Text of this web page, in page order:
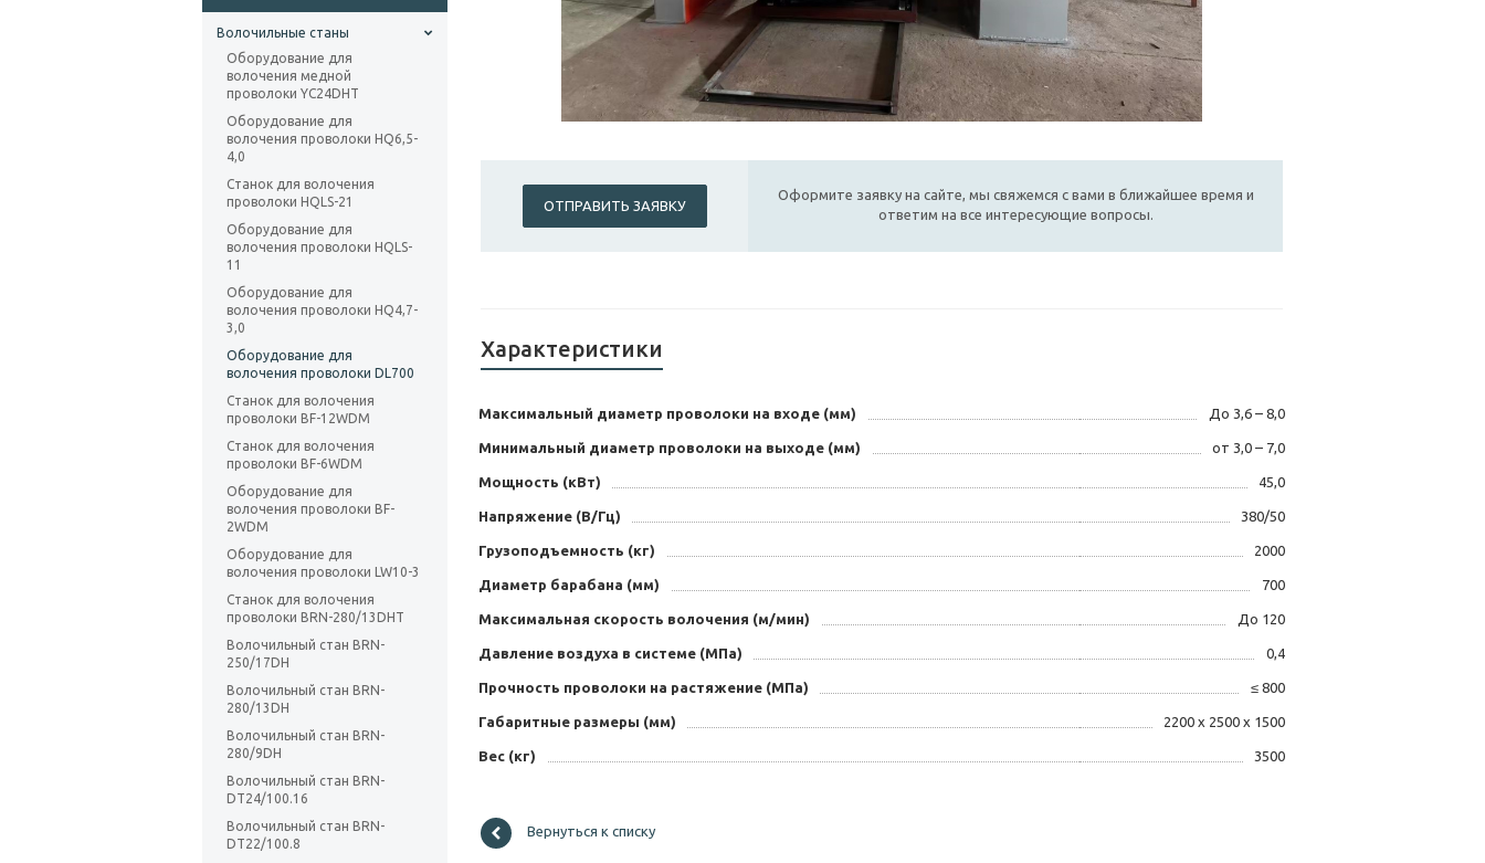
Волочильные станы
Оборудование для
волочения медной
проволоки YC24DHT
Оборудование для
волочения проволоки HQ6,5-
4,0
Станок для волочения
проволоки HQLS-21
Оборудование для
волочения проволоки HQLS-
11
Оборудование для
волочения проволоки HQ4,7-
3,0
Оборудование для
волочения проволоки DL700
Станок для волочения
проволоки BF-12WDM
Станок для волочения
проволоки BF-6WDM
Оборудование для
волочения проволоки BF-
2WDM
Оборудование для
волочения проволоки LW10-3
Станок для волочения
проволоки BRN-280/13DHT
Волочильный стан BRN-
250/17DH
Волочильный стан BRN-
280/13DH
Волочильный стан BRN-
280/9DH
Волочильный стан BRN-
DT24/100.16
Волочильный стан BRN-
DT22/100.8
ОТПРАВИТЬ ЗАЯВКУ
Оформите заявку на сайте, мы свяжемся с вами в ближайшее время и
ответим на все интересующие вопросы.
Характеристики
Максимальный диаметр проволоки на входе (мм) До 3,6 – 8,0
Минимальный диаметр проволоки на выходе (мм) от 3,0 – 7,0
Мощность (кВт) 45,0
Напряжение (В/Гц) 380/50
Грузоподъемность (кг) 2000
Диаметр барабана (мм) 700
Максимальная скорость волочения (м/мин) До 120
Давление воздуха в системе (МПа) 0,4
Прочность проволоки на растяжение (МПа) ≤ 800
Габаритные размеры (мм) 2200 x 2500 x 1500
Вес (кг) 3500
Вернуться к списку